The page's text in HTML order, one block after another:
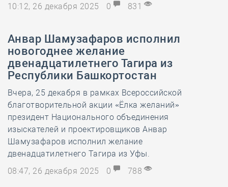
10:12, 26 декабря 2025
0 831
Анвар Шамузафаров исполнил
новогоднее желание
двенадцатилетнего Тагира из
Республики Башкортостан
Вчера, 25 декабря в рамках Всероссийской
благотворительной акции «Ёлка желаний»
президент Национального объединения
изыскателей и проектировщиков Анвар
Шамузафаров исполнил желание
двенадцатилетнего Тагира из Уфы.
08:47, 26 декабря 2025
0 788